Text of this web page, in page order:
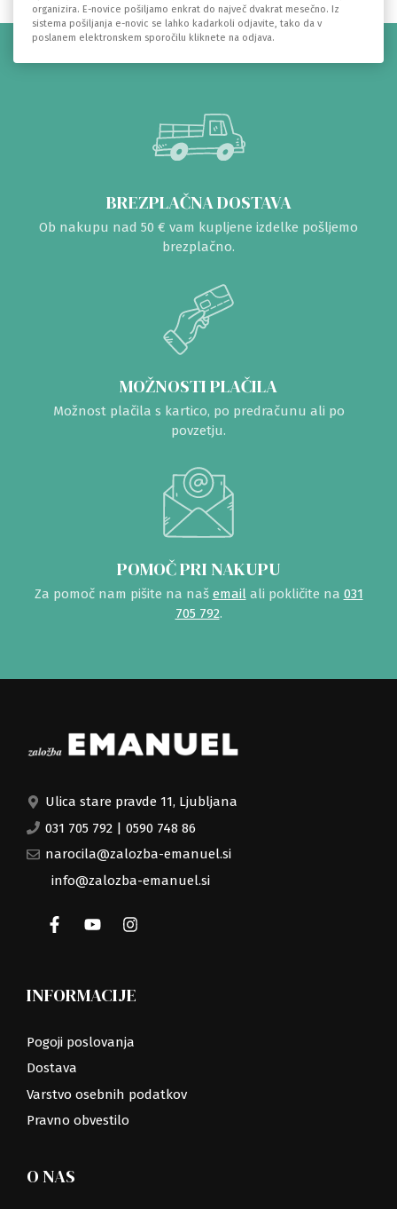
organizira. E-novice pošiljamo enkrat do največ dvakrat mesečno. Iz
sistema pošiljanja e-novic se lahko kadarkoli odjavite, tako da v
poslanem elektronskem sporočilu kliknete na odjava.
BREZPLAČNA DOSTAVA
Ob nakupu nad 50 € vam kupljene izdelke pošljemo
brezplačno.
MOŽNOSTI PLAČILA
Možnost plačila s kartico, po predračunu ali po
povzetju.
POMOČ PRI NAKUPU
Za pomoč nam pišite na naš emailali pokličite na 031
705 792.
Ulica stare pravde 11, Ljubljana
031 705 792 | 0590 748 86
narocila@zalozba-emanuel.si
info@zalozba-emanuel.si
INFORMACIJE
Pogoji poslovanja
Dostava
Varstvo osebnih podatkov
Pravno obvestilo
O NAS